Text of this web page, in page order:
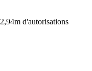
2,94m d'autorisations